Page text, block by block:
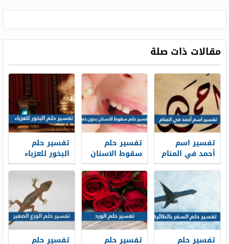
مقالات ذات صلة
تفسير اسم
أحمد في المنام
للعزباء
والمتزوجة
والحامل
تفسير حلم
سقوط الاسنان
بدون دم في
المنام لابن
سيرين
تفسير حلم
البخور للعزباء
في المنام
والمتزوجة
والحامل
تفسير حلم تفسير حلم تفسير حلم